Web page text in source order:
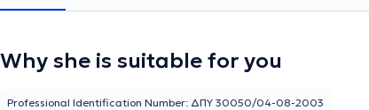
Why she is suitable for you
Professional Identification Number: ΔΠΥ 30050/04-08-2003